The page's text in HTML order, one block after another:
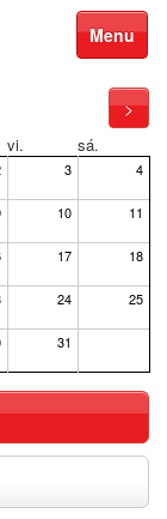
Menu
>
vi. sá.
3 4
10 11
17 18
24 25
31